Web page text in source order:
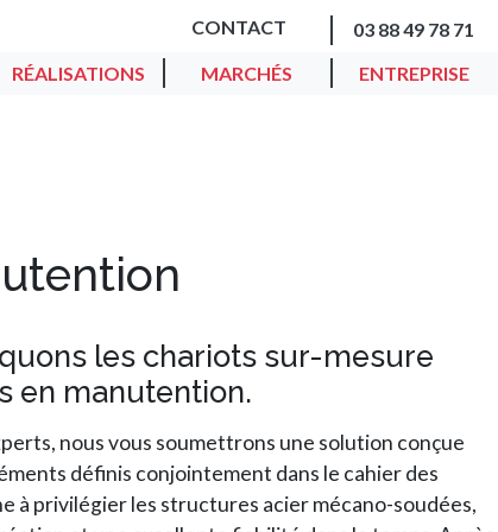
CONTACT
03 88 49 78 71
RÉALISATIONS MARCHÉS ENTREPRISE
les chariots sur-mesure
en manutention.
nous vous soumettrons une solution conçue
définis conjointement dans le cahier des
à privilégier les structures acier mécano-soudées,